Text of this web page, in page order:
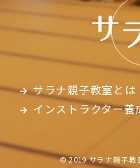
サラナ親子教室とは
インストラクター養
© 2019 サラナ親子